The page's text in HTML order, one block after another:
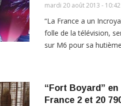
mardi 20 août 2013 - 10:42
“La France a un
folle de la télévision,
sur M6 pour sa
“Fort Boyard”
France 2 et 20